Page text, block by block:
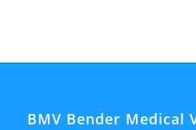
BMV Bender Medical